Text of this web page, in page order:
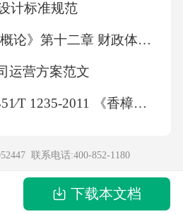
人的感受。在处理个人
的关系时，我没有正确把
导致自己的行为有时不
价值标准。例如，在工
的人际关系，也损害了
计标准规范
12.《公共财政概论》第十二章 财政体制 改
运营方案范文
（正式版）DB51∕T 1235-2011 《香樟用材林栽培技术规程》
联系电话:400-852-1180
下载本文档